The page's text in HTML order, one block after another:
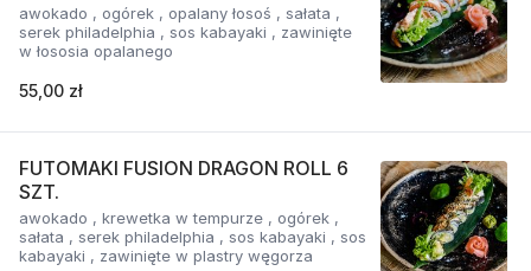
awokado , ogórek , opalany łosoś , sałata ,
serek philadelphia , sos kabayaki , zawinięte
w łososia opalanego
55,00 zł
FUTOMAKI FUSION DRAGON ROLL 6
SZT.
awokado , krewetka w tempurze , ogórek ,
sałata , serek philadelphia , sos kabayaki , sos
kabayaki , zawinięte w plastry węgorza